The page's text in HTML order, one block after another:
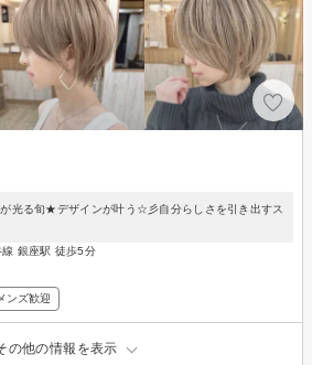
が光る旬★デザインが叶う☆彡自分らしさを引き出すス
銀座駅 徒歩5分
ンズ歓迎
の他の情報を表示